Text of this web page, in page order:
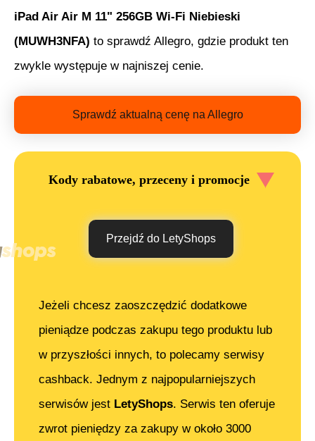
iPad Air Air M 11" 256GB Wi-Fi Niebieski
(MUWH3NFA) to sprawdź Allegro, gdzie produkt ten
zwykle występuje w najniszej cenie.
Sprawdź aktualną cenę na Allegro
Kody rabatowe, przeceny i promocje
Przejdź do LetyShops
Jeżeli chcesz zaoszczędzić dodatkowe
pieniądze podczas zakupu tego produktu lub
w przyszłości innych, to polecamy serwisy
cashback. Jednym z najpopularniejszych
serwisów jest LetyShops. Serwis ten oferuje
zwrot pieniędzy za zakupy w około 3000